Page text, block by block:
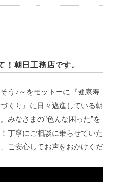
！朝日工務店です。
う♪～をモットーに『健康寿
くり』に日々邁進している朝
みなさまの”色んな困った”を
丁寧にご相談に乗らせていた
ご安心してお声をおかけくだ